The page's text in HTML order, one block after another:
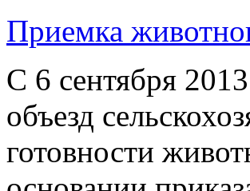
Приемка
С 6 сентября
объезд
готовности